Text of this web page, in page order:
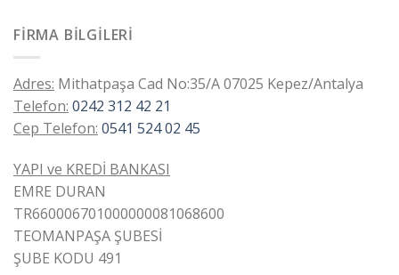
FIRMA BILGILERI
Adres: Mithatpaşa Cad No:35/A 07025 Kepez/Antalya
Telefon: 0242 312 42 21
Cep Telefon: 0541 524 02 45
YAPI ve KREDİ BANKASI
EMRE DURAN
TR660006701000000081068600
TEOMANPAŞA ŞUBESİ
ŞUBE KODU 491